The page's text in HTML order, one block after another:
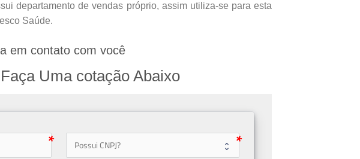
departamento de vendas próprio, assim utiliza-se para esta
Saúde.
em contato com você
Faça Uma cotação Abaixo
icon-user